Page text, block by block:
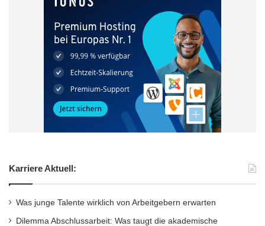
Karriere Aktuell:
Was junge Talente wirklich von Arbeitgebern erwarten
Dilemma Abschlussarbeit: Was taugt die akademische